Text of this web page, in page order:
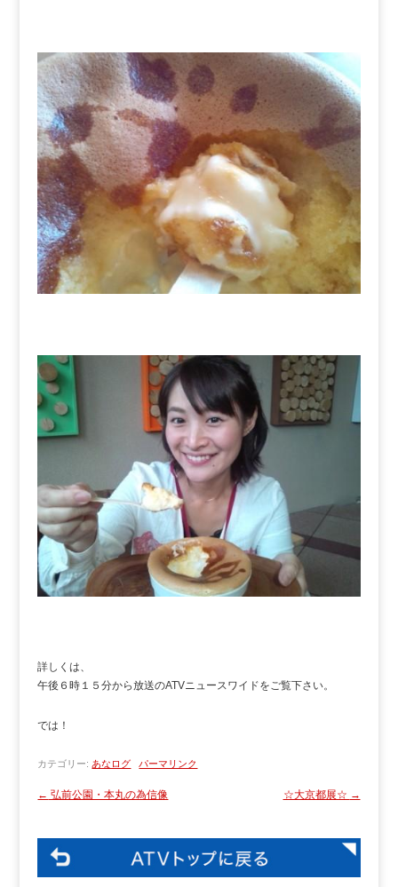
詳しくは、
午後６時１５分から放送のATVニュースワイドをご覧下さい。
では！
カテゴリー: あなログ パーマリンク
← 弘前公園・本丸の為信像 ☆大京都展☆ →